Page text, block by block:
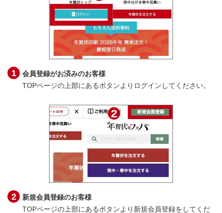
会員登録がお済みのお客様
TOPページの上部にあるボタンよりログインしてください。
新規会員登録のお客様
TOPページの上部にあるボタンより新規会員登録をしてくだ